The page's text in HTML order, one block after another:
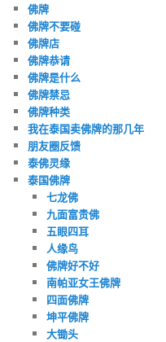
佛牌
佛牌不要碰
佛牌店
佛牌恭请
佛牌是什么
佛牌禁忌
佛牌种类
我在泰国卖佛牌的那几年
朋友圈反馈
泰佛灵缘
泰国佛牌
七龙佛
九面富贵佛
五眼四耳
人缘鸟
佛牌好不好
南帕亚女王佛牌
四面佛牌
坤平佛牌
大锄头